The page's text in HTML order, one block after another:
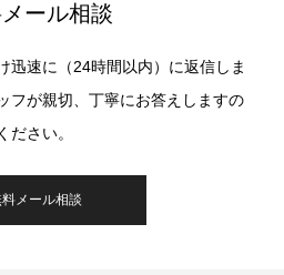
ール相談
迅速に（24時間以内）に返信しま
フが親切、丁寧にお答えしますの
ださい。
メール相談